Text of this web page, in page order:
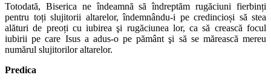
Totodată, Biserica ne îndeamnă să îndreptăm rugăciuni fierbinți
pentru toți slujitorii altarelor, îndemnându-i pe credincioși să stea
alături de preoți cu iubirea şi rugăciunea lor, ca să crească focul
iubirii pe care Isus a adus-o pe pământ şi să se mărească mereu
numărul slujitorilor altarelor.
Predica